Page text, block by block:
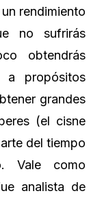
rendimiento
no sufrirás
obtendrás
propósitos
grandes
(el cisne
del tiempo
Vale como
analista de